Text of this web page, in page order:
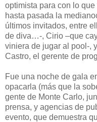
optimista para con lo
hasta pasada la
últimos invitados, entre
de diva…-, Cirio –que
viniera de jugar al pool-,
Castro, el gerente de
Fue una noche de gala
opacarla (más que la
gente de Monte Carlo,
prensa, y agencias de
evento, que demuestra